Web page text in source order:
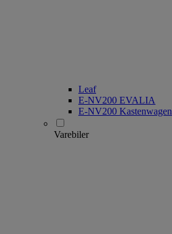
Leaf
E-NV200 EVALIA
E-NV200 Kastenwagen
Varebiler